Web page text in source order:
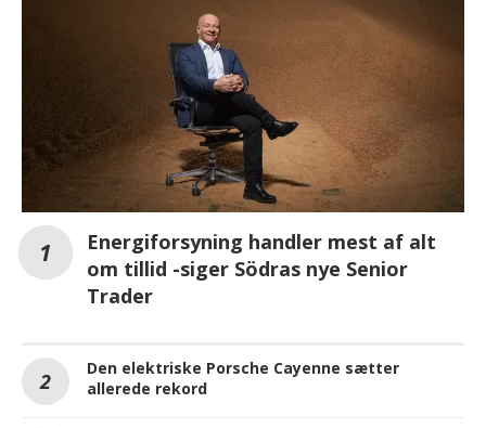
Energiforsyning handler mest af alt
om tillid -siger Södras nye Senior
Trader
Den elektriske Porsche Cayenne sætter
allerede rekord